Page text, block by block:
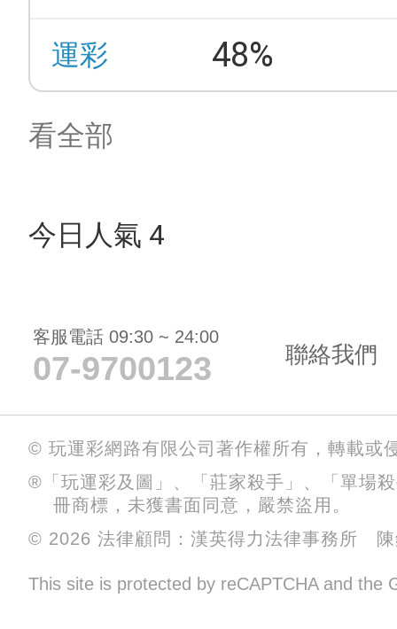
運彩 48%
看全部
今日人氣 4
客服電話 09:30 ~ 24:00
07-9700123 聯絡我們
© 玩運彩網路有限公司著作權所有，轉載或
®「玩運彩及圖」、「莊家殺手」、「單場
冊商標，未獲書面同意，嚴禁盜用。
© 2026 法律顧問：漢英得力法律事務所 陳
This site is protected by reCAPTCHA and the